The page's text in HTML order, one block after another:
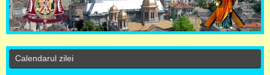
Calendarul zilei